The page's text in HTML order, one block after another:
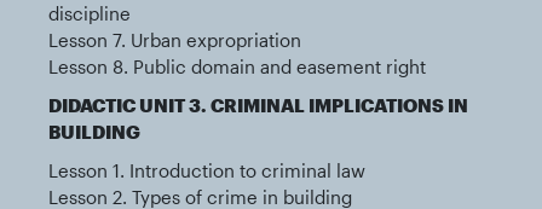
discipline
Lesson 7. Urban expropriation
Lesson 8. Public domain and easement right
DIDACTIC UNIT 3. CRIMINAL IMPLICATIONS IN
BUILDING
Lesson 1. Introduction to criminal law
Lesson 2. Types of crime in building